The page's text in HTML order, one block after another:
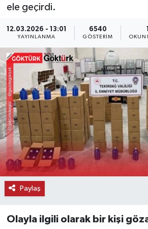
ele geçirdi.
12.03.2026 - 13:01
YAYINLANMA
6540
GÖSTERIM
Paylaş
Olayla ilgili olarak bir kişi
MAGAZİN
ÖZEL HABER
SAĞLIK
SPOR
TEKNOLOJİ
YAŞAM